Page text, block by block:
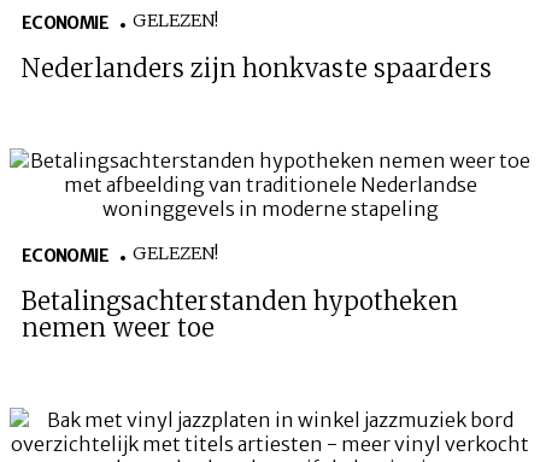
ECONOMIE GELEZEN!
Nederlanders zijn honkvaste spaarders
ECONOMIE GELEZEN!
Betalingsachterstanden hypotheken
nemen weer toe